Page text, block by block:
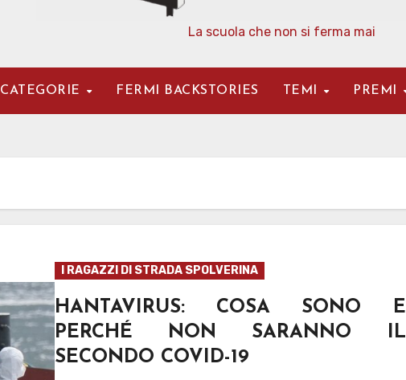
La scuola che non si ferma mai
CATEGORIE FERMI BACKSTORIES TEMI PREMI
I RAGAZZI DI STRADA SPOLVERINA
HANTAVIRUS: COSA SONO E
PERCHÉ NON SARANNO IL
SECONDO COVID-19